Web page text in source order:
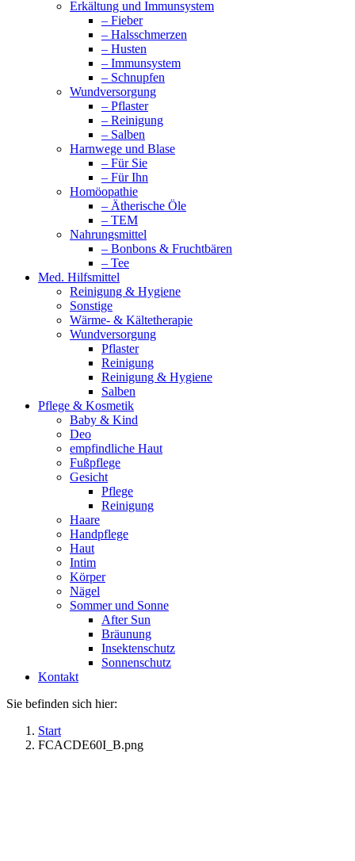
Erkältung und Immunsystem
– Fieber
– Halsschmerzen
– Husten
– Immunsystem
– Schnupfen
Wundversorgung
– Pflaster
– Reinigung
– Salben
Harnwege und Blase
– Für Sie
– Für Ihn
Homöopathie
– Ätherische Öle
– TEM
Nahrungsmittel
– Bonbons & Fruchtbären
– Tee
Med. Hilfsmittel
Reinigung & Hygiene
Sonstige
Wärme- & Kältetherapie
Wundversorgung
Pflaster
Reinigung
Reinigung & Hygiene
Salben
Pflege & Kosmetik
Baby & Kind
Deo
empfindliche Haut
Fußpflege
Gesicht
Pflege
Reinigung
Haare
Handpflege
Haut
Intim
Körper
Nägel
Sommer und Sonne
After Sun
Bräunung
Insektenschutz
Sonnenschutz
Kontakt
Sie befinden sich hier:
Start
FCACDE60I_B.png